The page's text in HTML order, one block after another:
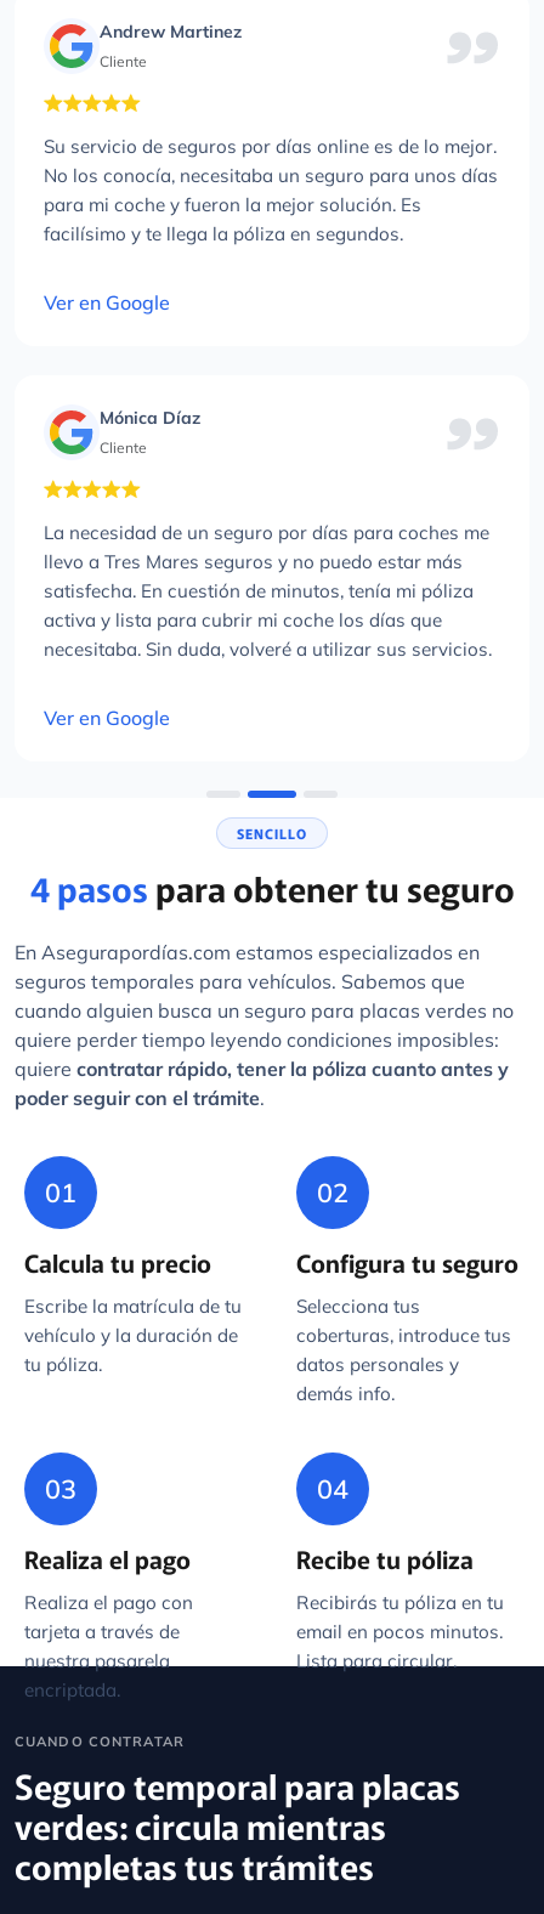
Andrew Martinez
Cliente
Su servicio de seguros por días online es de lo mejor.
No los conocía, necesitaba un seguro para unos días
para mi coche y fueron la mejor solución. Es
facilísimo y te llega la póliza en segundos.
Ver en Google
Mónica Díaz
Cliente
La necesidad de un seguro por días para coches me
llevo a Tres Mares seguros y no puedo estar más
satisfecha. En cuestión de minutos, tenía mi póliza
activa y lista para cubrir mi coche los días que
necesitaba. Sin duda, volveré a utilizar sus servicios.
Ver en Google
SENCILLO
4 pasos para obtener tu seguro
En Asegurapordías.com estamos especializados en
seguros temporales para vehículos. Sabemos que
cuando alguien busca un seguro para placas verdes no
quiere perder tiempo leyendo condiciones imposibles:
quiere contratar rápido, tener la póliza cuanto antes y
poder seguir con el trámite.
01
Calcula tu precio
Escribe la matrícula de tu
vehículo y la duración de
tu póliza.
02
Configura tu seguro
Selecciona tus
coberturas, introduce tus
datos personales y
demás info.
03
Realiza el pago
Realiza el pago con
tarjeta a través de
nuestra pasarela
encriptada.
04
Recibe tu póliza
Recibirás tu póliza en tu
email en pocos minutos.
Lista para circular.
CUANDO CONTRATAR
Seguro temporal para placas
verdes: circula mientras
completas tus trámites